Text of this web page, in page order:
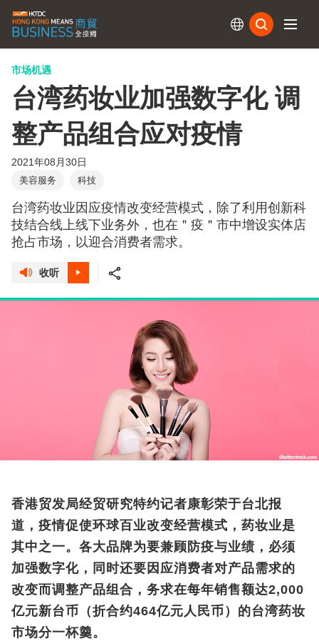
市场机遇
台湾药妆业加强数字化 调
整产品组合应对疫情
2021年08月30日
美容服务 科技
台湾药妆业因应疫情改变经营模式，除了利用创新科
技结合线上线下业务外，也在＂疫＂市中增设实体店
抢占市场，以迎合消费者需求。
收听
香港贸发局经贸研究特约记者康彰荣于台北报
道，疫情促使环球百业改变经营模式，药妆业是
其中之一。各大品牌为要兼顾防疫与业绩，必须
加强数字化，同时还要因应消费者对产品需求的
改变而调整产品组合，务求在每年销售额达2,000
亿元新台币（折合约464亿元人民币）的台湾药妆
市场分一杯羹。